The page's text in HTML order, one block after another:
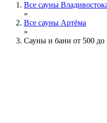
Все сауны
»
Все сауны Артёма
»
Сауны и бани от 500 до